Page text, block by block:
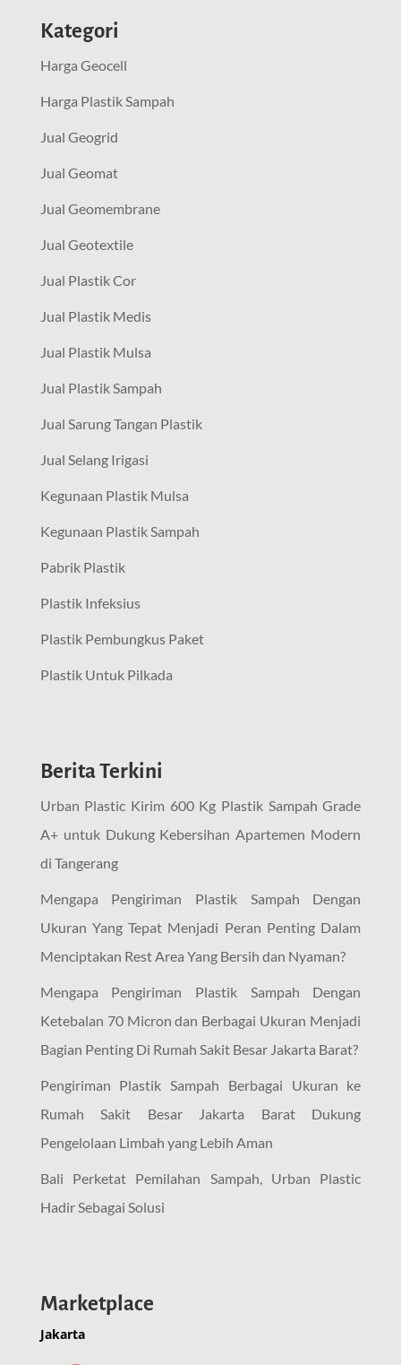
Kategori
Harga Geocell
Harga Plastik Sampah
Jual Geogrid
Jual Geomat
Jual Geomembrane
Jual Geotextile
Jual Plastik Cor
Jual Plastik Medis
Jual Plastik Mulsa
Jual Plastik Sampah
Jual Sarung Tangan Plastik
Jual Selang Irigasi
Kegunaan Plastik Mulsa
Kegunaan Plastik Sampah
Pabrik Plastik
Plastik Infeksius
Plastik Pembungkus Paket
Plastik Untuk Pilkada
Berita Terkini
Urban Plastic Kirim 600 Kg Plastik Sampah Grade
A+ untuk Dukung Kebersihan Apartemen Modern
di Tangerang
Mengapa Pengiriman Plastik Sampah Dengan
Ukuran Yang Tepat Menjadi Peran Penting Dalam
Menciptakan Rest Area Yang Bersih dan Nyaman?
Mengapa Pengiriman Plastik Sampah Dengan
Ketebalan 70 Micron dan Berbagai Ukuran Menjadi
Bagian Penting Di Rumah Sakit Besar Jakarta Barat?
Pengiriman Plastik Sampah Berbagai Ukuran ke
Rumah Sakit Besar Jakarta Barat Dukung
Pengelolaan Limbah yang Lebih Aman
Bali Perketat Pemilahan Sampah, Urban Plastic
Hadir Sebagai Solusi
Marketplace
Jakarta